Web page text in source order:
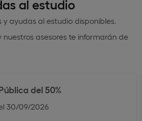
al estudio
ayudas al estudio disponibles.
nuestros asesores te informarán de
​del 50%
30/09/2026